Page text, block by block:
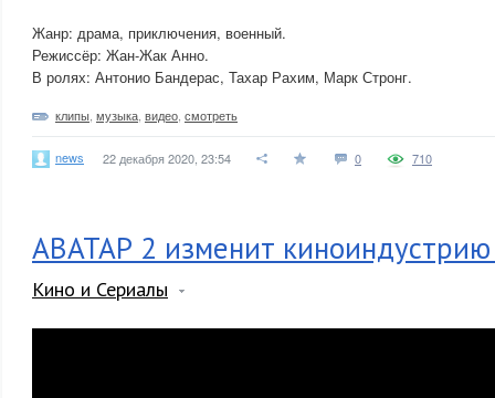
Жанр: драма, приключения, военный.
Режиссёр: Жан-Жак Анно.
В ролях: Антонио Бандерас, Тахар Рахим, Марк Стронг.
клипы музыка видео смотреть
news 22 декабря 2020, 23:54 0 710
АВАТАР 2 изменит
Кино и Сериалы